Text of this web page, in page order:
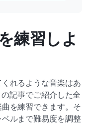
練習しよ
れるような音楽はあ
記事でご紹介した全
を練習できます。そ
ルまで難易度を調整